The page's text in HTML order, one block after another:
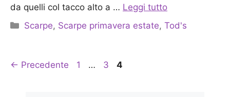
da quelli col tacco alto a … Leggi tutto
Categorie
Scarpe, Scarpe primavera estate,Tod's
← Precedente Pagina
1 … Pagina
3 Pagina
4